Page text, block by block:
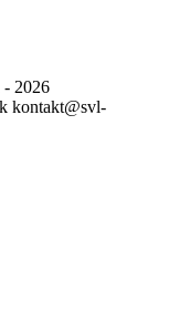
- 2026
kontakt@svl-